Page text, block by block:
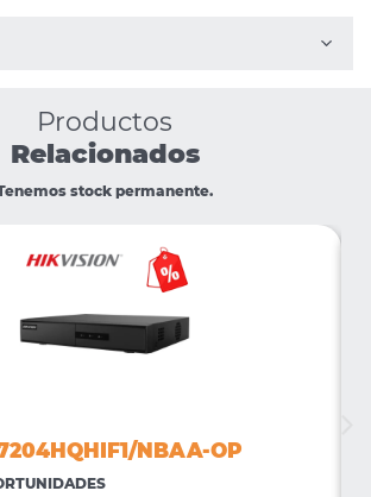
Productos
Relacionados
stock permanente.
NBAA-OP